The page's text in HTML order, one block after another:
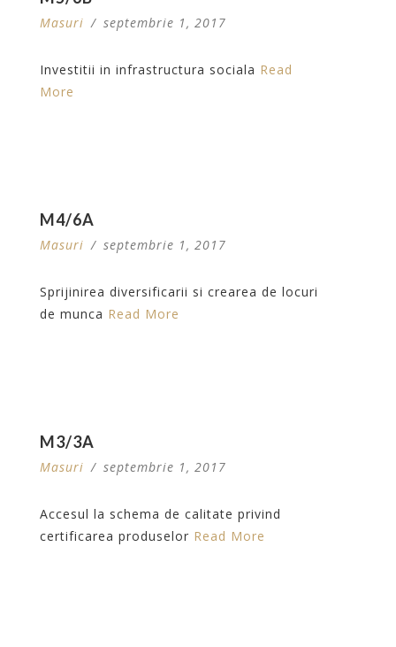
Masuri / septembrie 1, 2017
Investitii in infrastructura sociala Read
More
M4/6A
Masuri / septembrie 1, 2017
Sprijinirea diversificarii si crearea de locuri
de munca Read More
M3/3A
Masuri / septembrie 1, 2017
Accesul la schema de calitate privind
certificarea produselor Read More